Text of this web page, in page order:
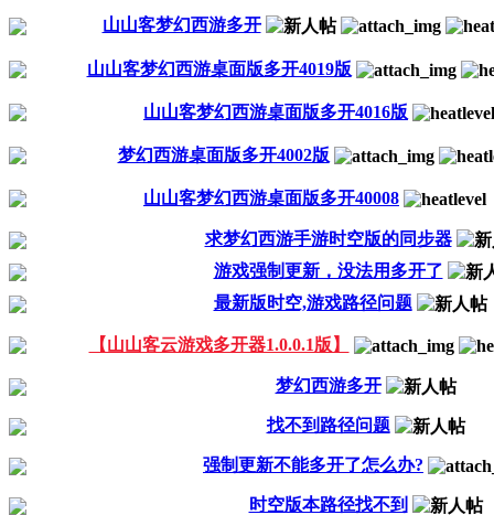
山山客梦幻西游多开
山山客梦幻西游桌面版多开4019版
山山客梦幻西游桌面版多开4016版
梦幻西游桌面版多开4002版
山山客梦幻西游桌面版多开40008
求梦幻西游手游时空版的同步器
游戏强制更新，没法用多开了
最新版时空,游戏路径问题
【山山客云游戏多开器1.0.0.1版】
梦幻西游多开
找不到路径问题
强制更新不能多开了怎么办?
时空版本路径找不到